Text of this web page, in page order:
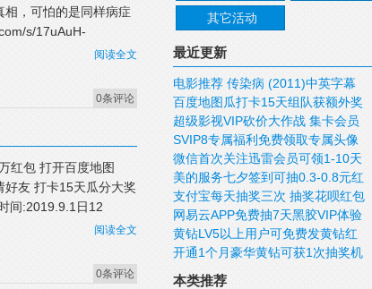
相，可怕的是同样病症
s/17uAuH-
阅读全文
0条评论
红包 打开百度地图
好友 打卡15天瓜分大奖
间:2019.9.1日12
阅读全文
0条评论
其它活动
最近更新
电影推荐 传染病 (2011)中英字幕
百度地图瓜打卡15天组队获额外奖
励 一起瓜分千万红包
超级影视VIP砍价大作战 集卡会员
砍价1元得
SVIP8专属福利免费领取专属头像
挂件 徽章 聊天气泡与40点成长值
微信首次关注迅雷会员可领1-10天
白金会员+8元代金券
美的服务七夕签到可抽0.3-0.8元红
包 非必中 黑号不可参与
支付宝每天抽奖三次 抽奖花呗红包
缴费红包 等各类红包
网易云APP免费抽7天黑胶VIP体验
卡和必胜客超级会员双周体验卡
黄钻LV5以上用户可免费发黄钻红
包 最高可发出99天 小号也可领
开通1个月豪华黄钻可获1次抽奖机
会 仅限非黄钻用户和LV6以下用户
本类推荐